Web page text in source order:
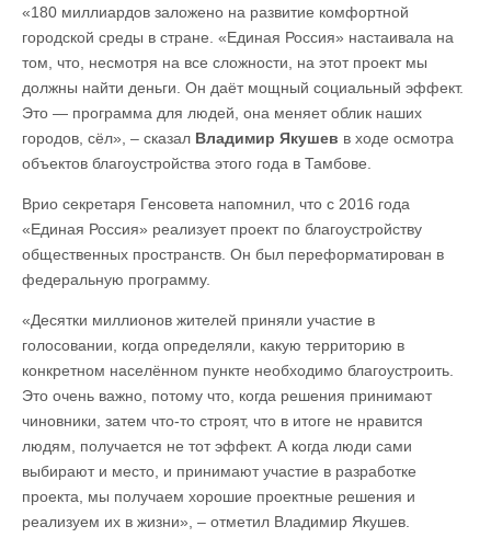
«180 миллиардов заложено на развитие комфортной
городской среды в стране. «Единая Россия» настаивала на
том, что, несмотря на все сложности, на этот проект мы
должны найти деньги. Он даёт мощный социальный эффект.
Это — программа для людей, она меняет облик наших
городов, сёл», – сказал Владимир Якушев в ходе осмотра
объектов благоустройства этого года в Тамбове.
Врио секретаря Генсовета напомнил, что с 2016 года
«Единая Россия» реализует проект по благоустройству
общественных пространств. Он был переформатирован в
федеральную программу.
«Десятки миллионов жителей приняли участие в
голосовании, когда определяли, какую территорию в
конкретном населённом пункте необходимо благоустроить.
Это очень важно, потому что, когда решения принимают
чиновники, затем что-то строят, что в итоге не нравится
людям, получается не тот эффект. А когда люди сами
выбирают и место, и принимают участие в разработке
проекта, мы получаем хорошие проектные решения и
реализуем их в жизни», – отметил Владимир Якушев.